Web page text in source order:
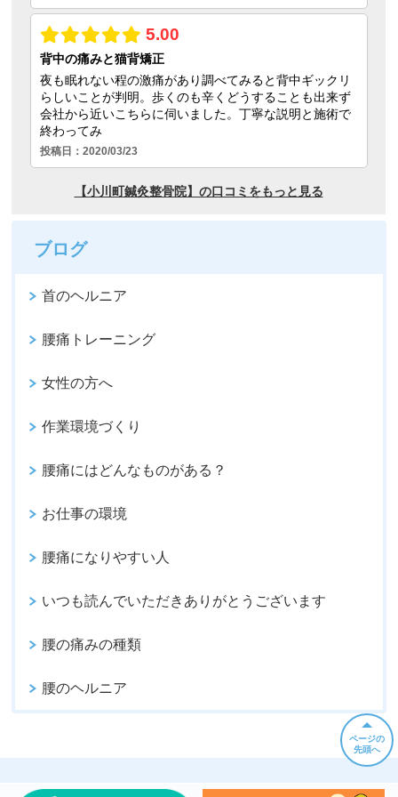
ブログ
首のヘルニア
腰痛トレーニング
女性の方へ
作業環境づくり
腰痛にはどんなものがある？
お仕事の環境
腰痛になりやすい人
いつも読んでいただきありがとうございます
腰の痛みの種類
腰のヘルニア
ページの
先頭へ